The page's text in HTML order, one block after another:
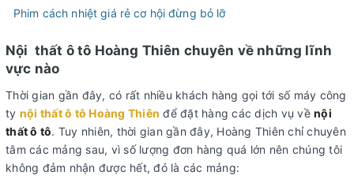
Phim cách nhiệt giá rẻ cơ hội đừng bỏ lỡ
Nội thất ô tô Hoàng Thiên chuyên về những lĩnh
vực nào
Thời gian gần đây, có rất nhiều khách hàng gọi tới số máy công
ty nội thất ô tô Hoàng Thiên để đặt hàng các dịch vụ về nội
thất ô tô. Tuy nhiên, thời gian gần đây, Hoàng Thiên chỉ chuyên
tâm các mảng sau, vì số lượng đơn hàng quá lớn nên chúng tôi
không đảm nhận được hết, đó là các mảng: